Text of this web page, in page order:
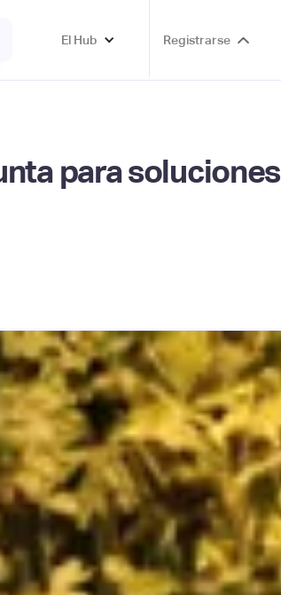
El Hub Registrarse
para soluciones